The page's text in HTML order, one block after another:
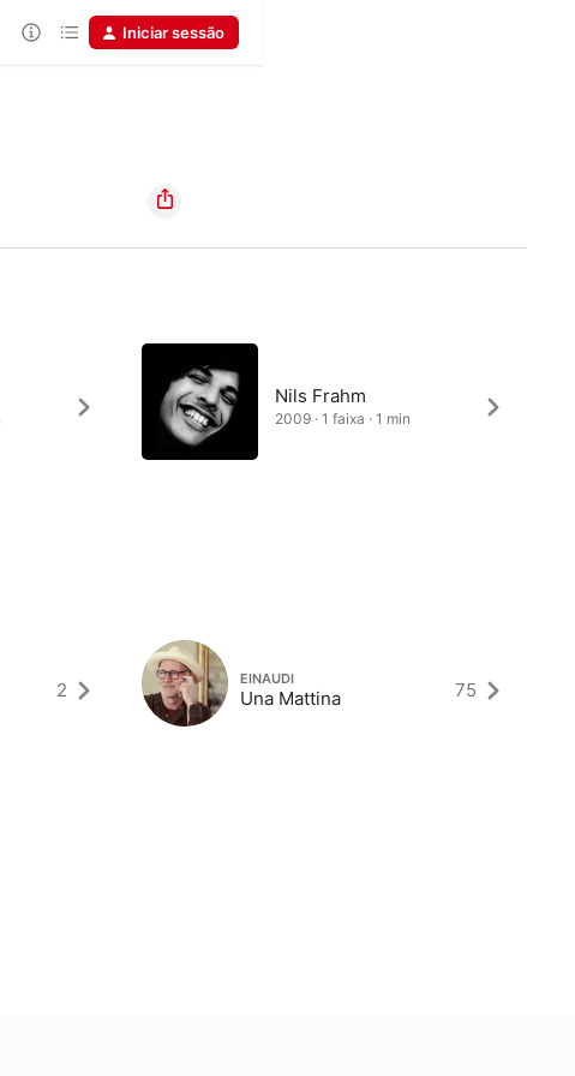
Iniciar sessão
Nils Frahm
2009 · 1 faixa · 1 min
2 EINAUDI
Una Mattina 75